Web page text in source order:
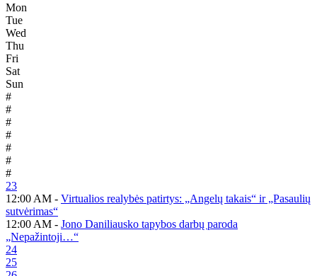
Mon
Tue
Wed
Thu
Fri
Sat
Sun
#
#
#
#
#
#
#
23
12:00 AM - Virtualios realybės patirtys: „Angelų takais“ ir „Pasaulių
sutvėrimas“
12:00 AM - Jono Daniliausko tapybos darbų paroda
„Nepažintoji…“
24
25